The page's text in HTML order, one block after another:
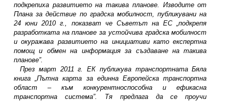
подкрепиха развитието на такива планове. Изводите от
Плана за действие по градска мобилност, публикувани на
24 юни 2010 г., показват че Съветът на ЕС „подкрепя
разработката на планове за устойчива градска мобилност
и окуражава развитието на инициативи като експертна
помощ и обмен на информация за създаване на такива
планове”.
През март 2011 г. ЕК публикува транспортната Бяла
книга „Пътна карта за единна Европейска транспортна
област – към конкурентноспособна и ефикасна
транспортна система”. Тя предлага да се проучи